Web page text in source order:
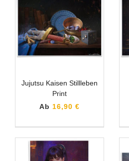
Jujutsu Kaisen Stillleben
Print
Ab 16,90 €